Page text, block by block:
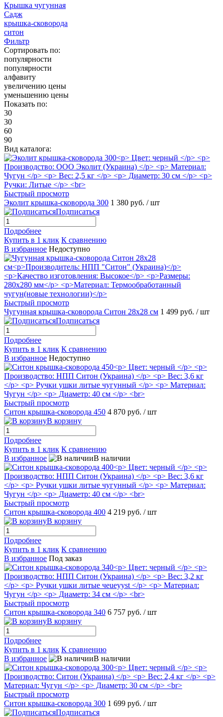
Крышка чугунная
Садж
крышка-сковорода
ситон
Фильтр
Сортировать по:
популярности
популярности
алфавиту
увеличению цены
уменьшению цены
Показать по:
30
30
60
90
Вид каталога:
Быстрый просмотр
Эколит крышка-сковорода 300 1 380 руб. / шт
Подписаться
Подробнее
Купить в 1 клик К сравнению
В избранное Недоступно
Быстрый просмотр
Чугунная крышка-сковорода Ситон 28х28 см 1 499 руб. / шт
Подписаться
Подробнее
Купить в 1 клик К сравнению
В избранное Недоступно
Быстрый просмотр
Ситон крышка-сковорода 450 4 870 руб. / шт
В корзину
Подробнее
Купить в 1 клик К сравнению
В избранное
В наличии
Быстрый просмотр
Ситон крышка-сковорода 400 4 219 руб. / шт
В корзину
Подробнее
Купить в 1 клик К сравнению
В избранное Под заказ
Быстрый просмотр
Ситон крышка-сковорода 340 6 757 руб. / шт
В корзину
Подробнее
Купить в 1 клик К сравнению
В избранное
В наличии
Быстрый просмотр
Ситон крышка-сковорода 300 1 699 руб. / шт
Подписаться